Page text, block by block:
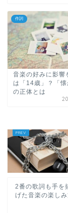
作詞
音楽の好みに影響
は「14歳」？「懐
の正体とは
2番の歌詞も手を
げた音楽の楽し